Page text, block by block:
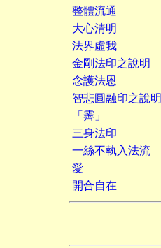
整體流通
大心清明
法界虛我
金剛法印之說明
念護法恩
智悲圓融印之說明
「霽」
三身法印
一絲不執入法流
愛
開合自在